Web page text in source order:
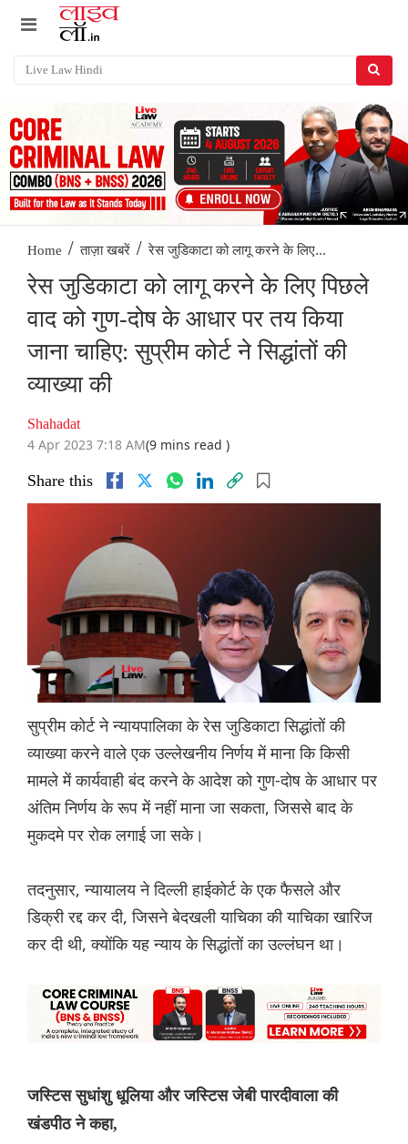
Home / ताज़ा खबरें / रेस जुडिकाटा को लागू करने के लिए...
रेस जुडिकाटा को लागू करने के लिए पिछले
वाद को गुण-दोष के आधार पर तय किया
जाना चाहिए: सुप्रीम कोर्ट ने सिद्धांतों की
व्याख्या की
Shahadat
4 Apr 2023 7:18 AM(9 mins read )
Share this
सुप्रीम कोर्ट ने न्यायपालिका के रेस जुडिकाटा सिद्धांतों की
व्याख्या करने वाले एक उल्लेखनीय निर्णय में माना कि किसी
मामले में कार्यवाही बंद करने के आदेश को गुण-दोष के आधार पर
अंतिम निर्णय के रूप में नहीं माना जा सकता, जिससे बाद के
मुकदमे पर रोक लगाई जा सके।
तदनुसार, न्यायालय ने दिल्ली हाईकोर्ट के एक फैसले और
डिक्री रद्द कर दी, जिसने बेदखली याचिका की याचिका खारिज
कर दी थी, क्योंकि यह न्याय के सिद्धांतों का उल्लंघन था।
जस्टिस सुधांशु धूलिया और जस्टिस जेबी पारदीवाला की
खंडपीठ ने कहा,